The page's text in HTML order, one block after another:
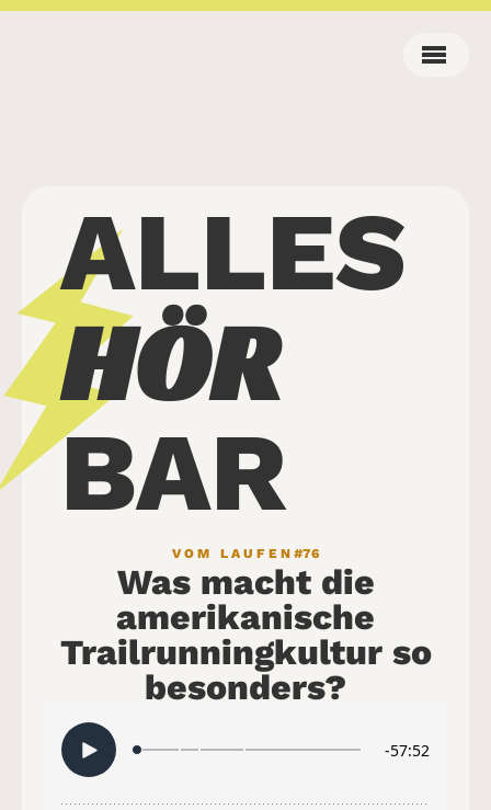
ALLES
HÖR
BAR
VOM LAUFEN #76
Was macht die
amerikanische
Trailrunningkultur so
besonders?